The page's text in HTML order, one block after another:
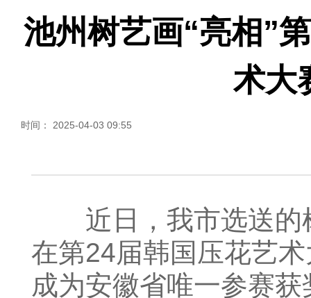
池州树艺画“亮相”
术大
时间： 2025-04-03 09:55
近日，我市选送的
在第24届韩国压花艺
成为安徽省唯一参赛